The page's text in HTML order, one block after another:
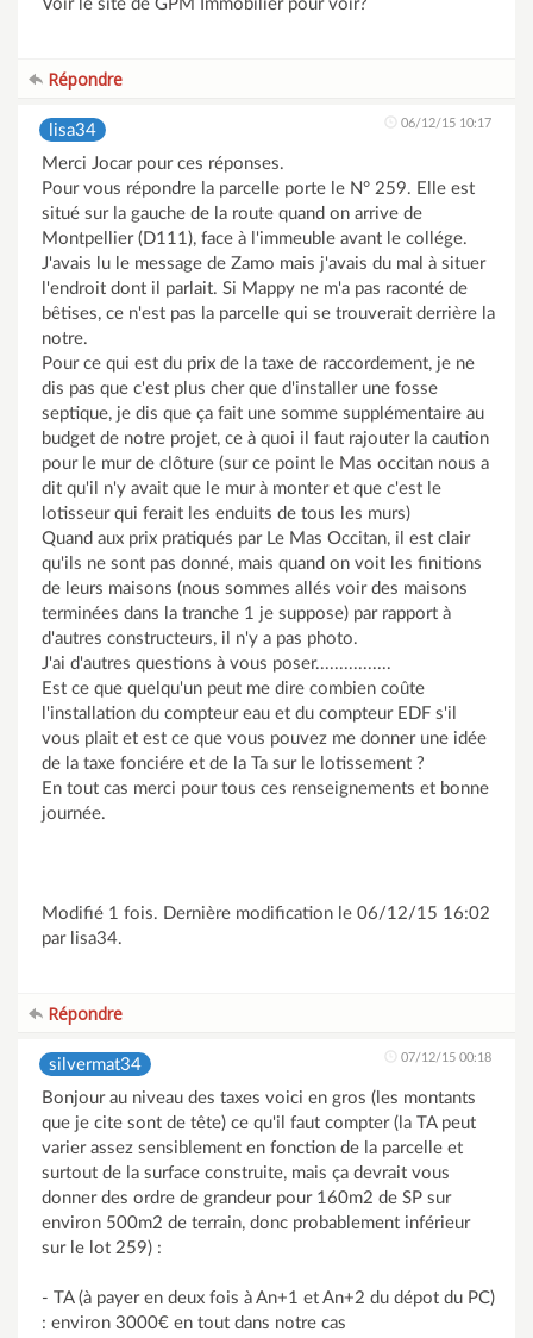
Voir le site de GPM Immobilier pour voir?
Répondre
lisa34 06/12/15 10:17
Merci Jocar pour ces réponses.
Pour vous répondre la parcelle porte le N° 259. Elle est
situé sur la gauche de la route quand on arrive de
Montpellier (D111), face à l'immeuble avant le collége.
J'avais lu le message de Zamo mais j'avais du mal à situer
l'endroit dont il parlait. Si Mappy ne m'a pas raconté de
bêtises, ce n'est pas la parcelle qui se trouverait derrière la
notre.
Pour ce qui est du prix de la taxe de raccordement, je ne
dis pas que c'est plus cher que d'installer une fosse
septique, je dis que ça fait une somme supplémentaire au
budget de notre projet, ce à quoi il faut rajouter la caution
pour le mur de clôture (sur ce point le Mas occitan nous a
dit qu'il n'y avait que le mur à monter et que c'est le
lotisseur qui ferait les enduits de tous les murs)
Quand aux prix pratiqués par Le Mas Occitan, il est clair
qu'ils ne sont pas donné, mais quand on voit les finitions
de leurs maisons (nous sommes allés voir des maisons
terminées dans la tranche 1 je suppose) par rapport à
d'autres constructeurs, il n'y a pas photo.
J'ai d'autres questions à vous poser................
Est ce que quelqu'un peut me dire combien coûte
l'installation du compteur eau et du compteur EDF s'il
vous plait et est ce que vous pouvez me donner une idée
de la taxe fonciére et de la Ta sur le lotissement ?
En tout cas merci pour tous ces renseignements et bonne
journée.
Modifié 1 fois. Dernière modification le 06/12/15 16:02
par lisa34.
Répondre
silvermat34 07/12/15 00:18
Bonjour au niveau des taxes voici en gros (les montants
que je cite sont de tête) ce qu'il faut compter (la TA peut
varier assez sensiblement en fonction de la parcelle et
surtout de la surface construite, mais ça devrait vous
donner des ordre de grandeur pour 160m2 de SP sur
environ 500m2 de terrain, donc probablement inférieur
sur le lot 259) :
- TA (à payer en deux fois à An+1 et An+2 du dépot du PC)
: environ 3000€ en tout dans notre cas